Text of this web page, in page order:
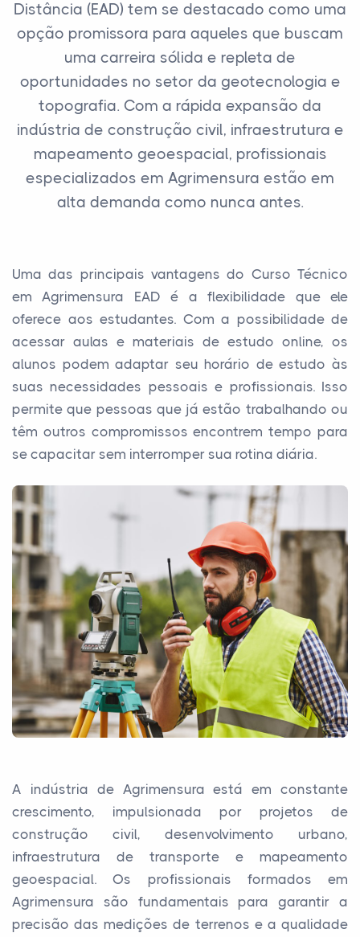
Distância (EAD) tem se destacado como uma
opção promissora para aqueles que buscam
uma carreira sólida e repleta de
oportunidades no setor da geotecnologia e
topografia. Com a rápida expansão da
indústria de construção civil, infraestrutura e
mapeamento geoespacial, profissionais
especializados em Agrimensura estão em
alta demanda como nunca antes.
Uma das principais vantagens do Curso Técnico
em Agrimensura EAD é a flexibilidade que ele
oferece aos estudantes. Com a possibilidade de
acessar aulas e materiais de estudo online, os
alunos podem adaptar seu horário de estudo às
suas necessidades pessoais e profissionais. Isso
permite que pessoas que já estão trabalhando ou
têm outros compromissos encontrem tempo para
se capacitar sem interromper sua rotina diária.
A indústria de Agrimensura está em constante
crescimento, impulsionada por projetos de
construção civil, desenvolvimento urbano,
infraestrutura de transporte e mapeamento
geoespacial. Os profissionais formados em
Agrimensura são fundamentais para garantir a
precisão das medições de terrenos e a qualidade